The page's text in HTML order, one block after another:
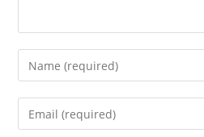
Enter
your
name
Enter
your